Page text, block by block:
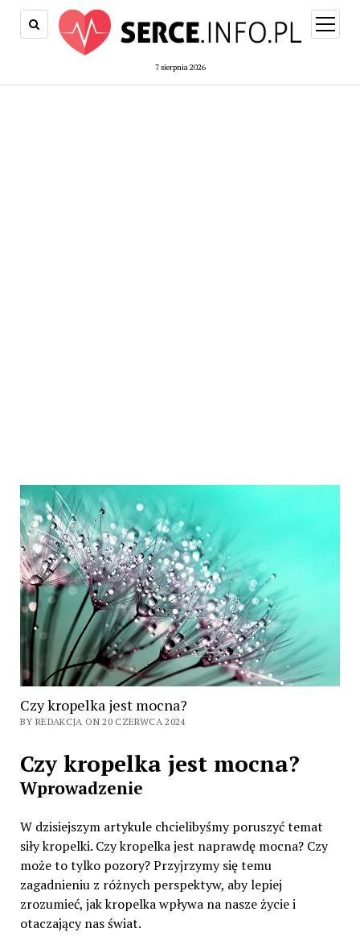
7 sierpnia 2026
open
menu
Czy kropelka jest mocna?
BY REDAKCJA ON 20 CZERWCA 2024
Czy kropelka jest mocna?
Wprowadzenie
W dzisiejszym artykule chcielibyśmy poruszyć temat
siły kropelki. Czy kropelka jest naprawdę mocna? Czy
może to tylko pozory? Przyjrzymy się temu
zagadnieniu z różnych perspektyw, aby lepiej
zrozumieć, jak kropelka wpływa na nasze życie i
otaczający nas świat.